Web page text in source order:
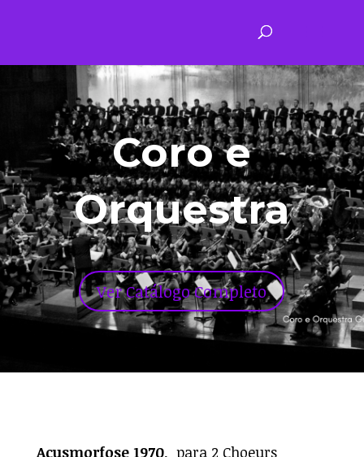
Coro e
Orquestra
Ver Catálogo Completo
Acusmorfose 1970, para 2 Choeurs